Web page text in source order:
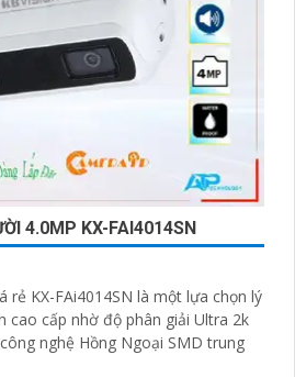
4.0MP KX-FAI4014SN
rẻ KX-FAi4014SN là một lựa chọn lý
cao cấp nhờ độ phân giải Ultra 2k